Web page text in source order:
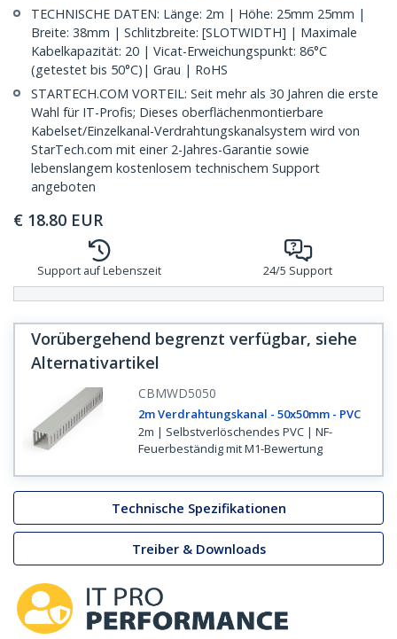
TECHNISCHE DATEN: Länge: 2m | Höhe: 25mm 25mm |
Breite: 38mm | Schlitzbreite: [SLOTWIDTH] | Maximale
Kabelkapazität: 20 | Vicat-Erweichungspunkt: 86°C
(getestet bis 50°C)| Grau | RoHS
STARTECH.COM VORTEIL: Seit mehr als 30 Jahren die erste
Wahl für IT-Profis; Dieses oberflächenmontierbare
Kabelset/Einzelkanal-Verdrahtungskanalsystem wird von
StarTech.com mit einer 2-Jahres-Garantie sowie
lebenslangem kostenlosem technischem Support
angeboten
€ 18.80 EUR
Support auf Lebenszeit 24/5 Support
Vorübergehend begrenzt verfügbar, siehe
Alternativartikel
CBMWD5050
2m Verdrahtungskanal - 50x50mm - PVC
2m | Selbstverlöschendes PVC | NF-
Feuerbeständig mit M1-Bewertung
Technische Spezifikationen
Treiber & Downloads